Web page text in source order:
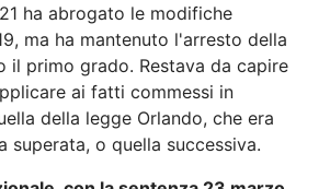
ha abrogato le modifiche
ma ha mantenuto l'arresto della
il primo grado. Restava da capire
ai fatti commessi in
della legge Orlando, che era
superata, o quella successiva.